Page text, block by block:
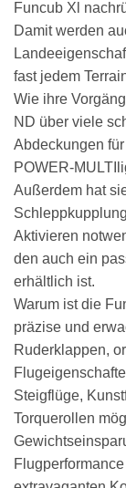
Funcub Xl
Damit werden
fast jedem
Wie ihre
ND über viele
Abdeckungen
POWER-
Außerdem hat
Aktivieren
den auch ein
erhältlich ist.
Warum ist die
präzise und
Ruderklappen,
Steigflüge,
Torquerollen